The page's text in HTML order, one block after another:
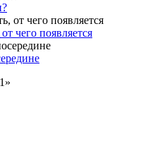
чего появляется